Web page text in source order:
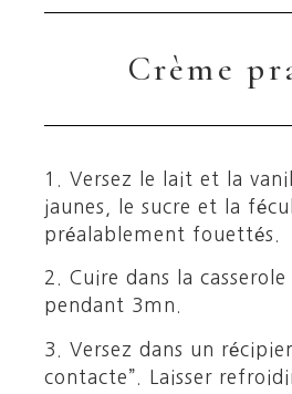
Crème
1. Versez le lait et la
jaunes, le sucre et la
préalablement fouettés.
2. Cuire dans la
pendant 3mn.
3. Versez dans un
contacte”. Laisser